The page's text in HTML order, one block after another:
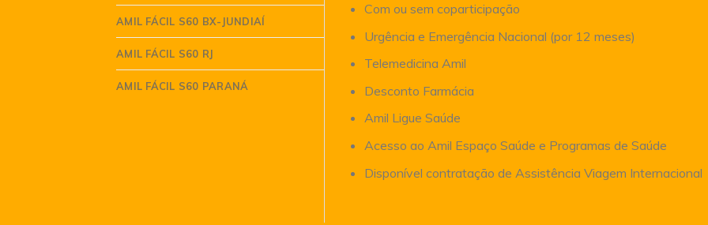
AMIL FÁCIL S60 BX-JUNDIAÍ
AMIL FÁCIL S60 RJ
AMIL FÁCIL S60 PARANÁ
Com ou sem coparticipação
Urgência e Emergência Nacional (por 12 meses)
Telemedicina Amil
Desconto Farmácia
Amil Ligue Saúde
Acesso ao Amil Espaço Saúde e Programas de Saúde
Disponível contratação de Assistência Viagem Internacional